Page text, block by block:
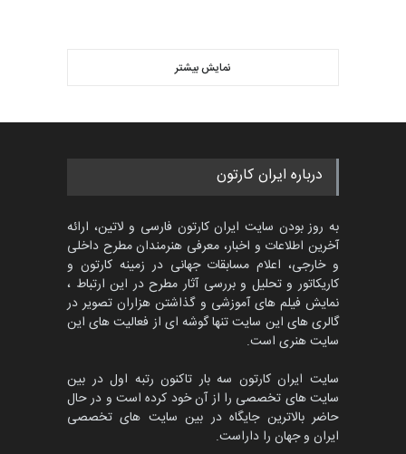
دوغان، ترکیه،…
پنجمین مسابقۀ بین‌المللی
کارتون CARTUNION ، …
مسابقۀ بین‌المللی کارتون و
کاریکاتور «البغلی…
مهلت 3 ماه دیگر
جشنواره بین‌المللی کارتون
مدارس پرتغال، ۲۰۲۷
مهلت
گالری حدود 23 ساعت قبل
نمایش بیشتر
درباره ایران کارتون
به روز بودن سایت ایران کارتون فارسی و لاتین، ارائه
آخرین اطلاعات و اخبار، معرفی هنرمندان مطرح داخلی
و خارجی، اعلام مسابقات جهانی در زمینه کارتون و
کاریکاتور و تحلیل و بررسی آثار مطرح در این ارتباط ،
نمایش فیلم های آموزشی و گذاشتن هزاران تصویر در
گالری های این سایت تنها گوشه ای از فعالیت های این
سایت هنری است.
سایت ایران کارتون سه بار تاکنون رتبه اول در بین
سایت های تخصصی را از آن خود کرده است و در حال
حاضر بالاترین جایگاه در بین سایت های تخصصی
ایران و جهان را داراست.